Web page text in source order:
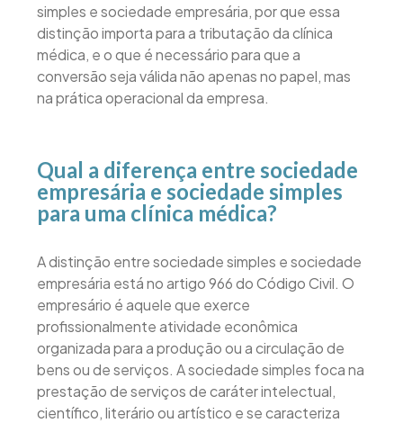
simples e sociedade empresária, por que essa
distinção importa para a tributação da clínica
médica, e o que é necessário para que a
conversão seja válida não apenas no papel, mas
na prática operacional da empresa.
Qual a diferença entre sociedade
empresária e sociedade simples
para uma clínica médica?
A distinção entre sociedade simples e sociedade
empresária está no artigo 966 do Código Civil. O
empresário é aquele que exerce
profissionalmente atividade econômica
organizada para a produção ou a circulação de
bens ou de serviços. A sociedade simples foca na
prestação de serviços de caráter intelectual,
científico, literário ou artístico e se caracteriza